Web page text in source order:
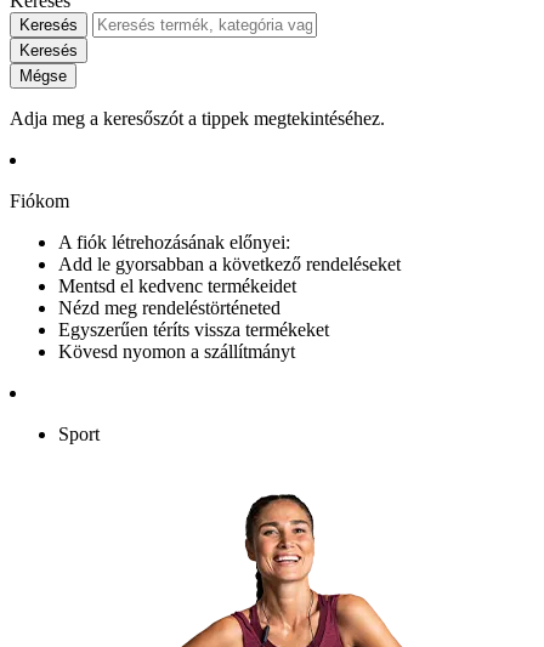
Keresés
Keresés
Mégse
Adja meg a keresőszót a tippek megtekintéséhez.
Fiókom
A fiók létrehozásának előnyei:
Add le gyorsabban a következő rendeléseket
Mentsd el kedvenc termékeidet
Nézd meg rendeléstörténeted
Egyszerűen téríts vissza termékeket
Kövesd nyomon a szállítmányt
Sport